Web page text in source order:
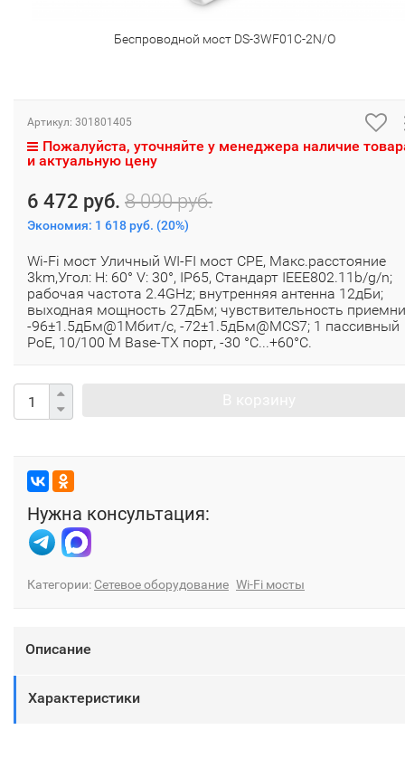
Беспроводной мост DS-3WF01C-2N/O
Артикул: 301801405
Пожалуйста, уточняйте у менеджера наличие
и актуальную цену
6 472 руб. 8 090 руб.
Экономия: 1 618 руб. (20%)
Wi-Fi мост Уличный WI-FI мост CPE, Макс.расстояние
3km,Угол: H: 60° V: 30°, IP65, Стандарт IEEE802.11b/g/n;
рабочая частота 2.4GHz; внутренняя антенна 12дБи;
выходная мощность 27дБм; чувствительность
-96±1.5дБм@1Мбит/с, -72±1.5дБм@MCS7; 1 пассивный
PoE, 10/100 M Base-TX порт, -30 °C...+60°C.
Нужна консультация:
Категории: Сетевое оборудование Wi-Fi мосты
Описание
Характеристики